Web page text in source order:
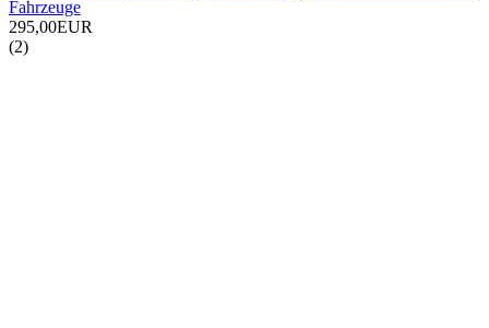
Fahrzeuge
295,00EUR
(2)